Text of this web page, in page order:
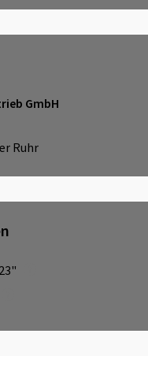
GmbH
Ruhr